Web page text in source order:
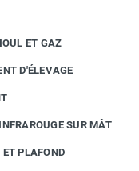
ET GAZ
D'ÉLEVAGE
SUR MÂT
PLAFOND